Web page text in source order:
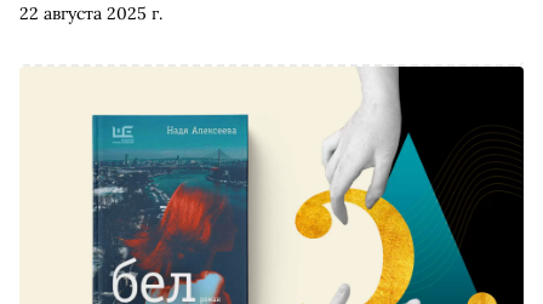
22 августа 2025 г.
Юдин составил список картин, на которые стоит
портрет юной актрисы с синдромом Дауна, история
матери, решившей устроить личную жизнь дочери (в
результате — она влюбляется сама), и тюремная драма о
враче, который оказался перед сложным выбором